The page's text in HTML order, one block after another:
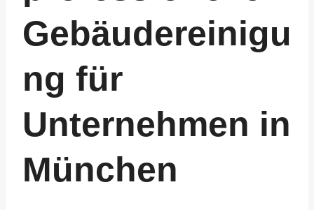
Gebäudereinigu
ng für
Unternehmen in
München